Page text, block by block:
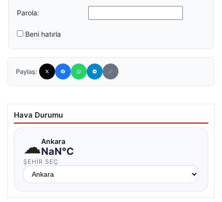
Parola:
Beni hatırla
Paylaş:
Hava Durumu
☁Ankara
NaN°C
ŞEHIR SEÇ